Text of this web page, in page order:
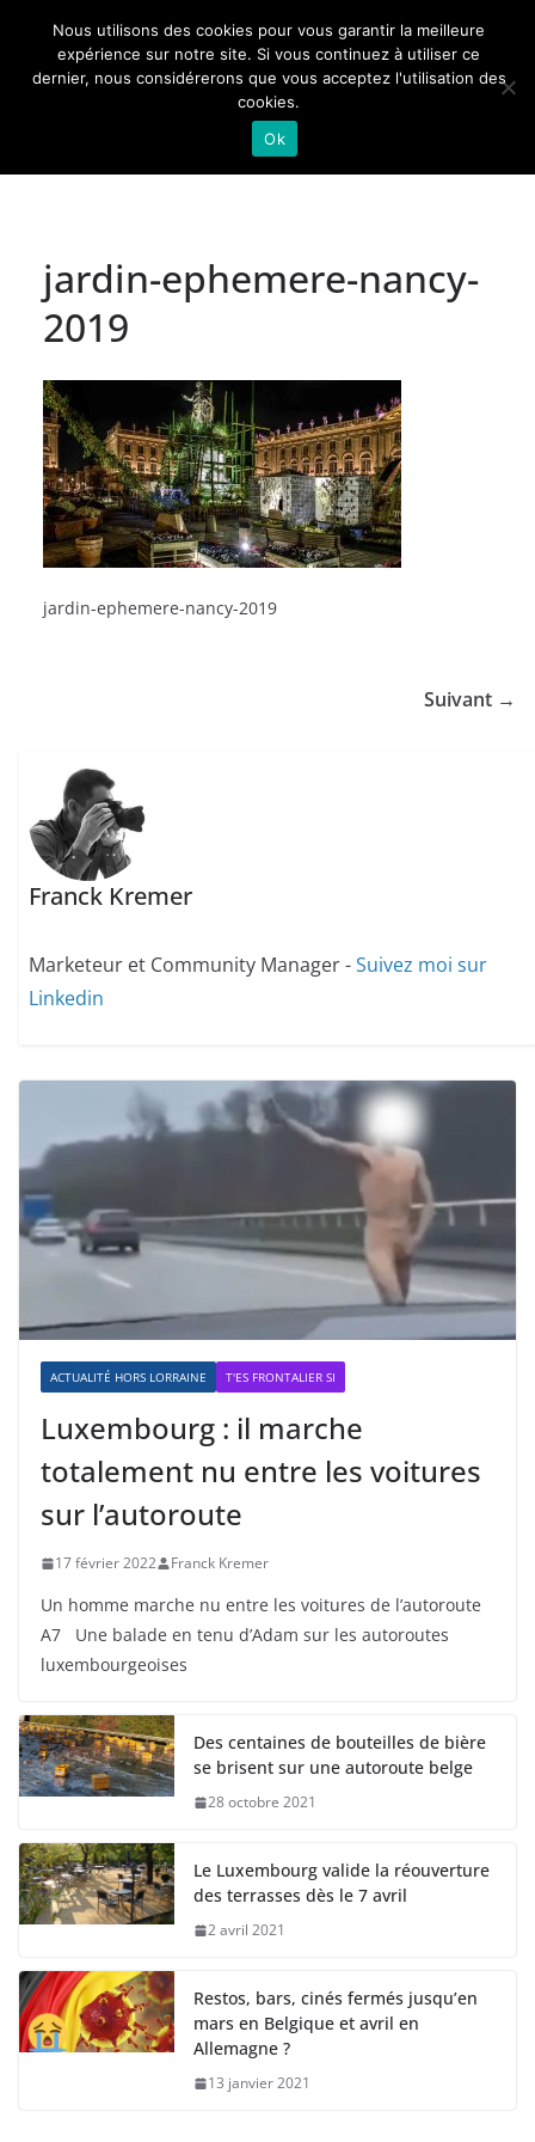
contenu
Actualités de Lorraine pour les Lorrains
jardin-ephemere-nancy-
2019
jardin-ephemere-nancy-2019
Suivant →
Franck Kremer
Marketeur et Community Manager -Suivez moi sur
Linkedin
ACTUALITÉ HORS LORRAINE T'ES FRONTALIER SI
Luxembourg : il marche
totalement nu entre les voitures
sur l’autoroute
17 février 2022 Franck Kremer
Un homme marche nu entre les voitures de l’autoroute
A7 Une balade en tenu d’Adam sur les autoroutes
luxembourgeoises
Des centaines de bouteilles de bière
se brisent sur une autoroute belge
28 octobre 2021
Le Luxembourg valide la réouverture
des terrasses dès le 7 avril
2 avril 2021
Restos, bars, cinés fermés jusqu’en
mars en Belgique et avril en
Allemagne ?
13 janvier 2021
Nous utilisons des cookies pour vous garantir la meilleure
expérience sur notre site. Si vous continuez à utiliser ce
dernier, nous considérerons que vous acceptez l'utilisation des
cookies.
Ok